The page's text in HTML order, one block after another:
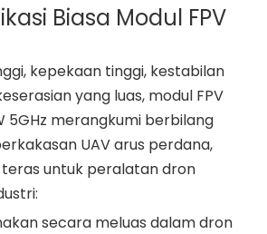
Biasa Modul FPV
kepekaan tinggi, kestabilan
yang luas, modul FPV
5GHz merangkumi berbilang
UAV arus perdana,
teras untuk peralatan dron
secara meluas dalam dron